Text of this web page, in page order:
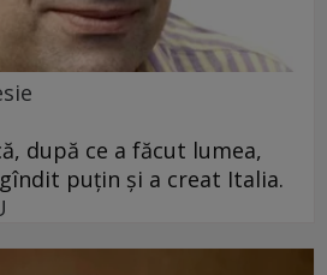
după ce a făcut lumea,
puțin și a creat Italia.